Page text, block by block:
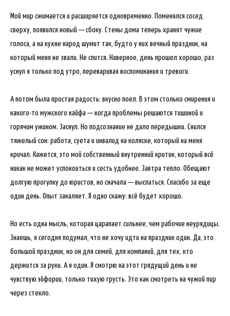
Мой мир сжимается и расширяется одновременно. Поменялся сосед
сверху, появился новый — сбоку. Стены дома теперь хранят чужие
голоса, а на кухне народ шумит так, будто у них вечный праздник, на
который меня не звали. Не спится. Наверное, день прошел хорошо, раз
уснул я только под утро, переваривая воспоминания и тревоги.
А потом была простая радость: вкусно поел. В этом столько смирения и
какого-то мужского кайфа — когда проблемы решаются тишиной и
горячим ужином. Заснул. Но подсознание не дало передышки. Снился
тяжелый сон: работа, суета и инвалид на коляске, который на меня
кричал. Кажется, это мой собственный внутренний критик, который всё
никак не может успокоиться и сесть удобнее. Завтра тепло. Обещают
долгую прогулку до юристов, но сначала — выспаться. Спасибо за еще
один день. Опыт закаляет. Я одно скажу: всё будет хорошо.
Но есть одна мысль, которая царапает сильнее, чем рабочие неурядицы.
Знаешь, я сегодня подумал, что не хочу идти на праздник один. Да, это
большой праздник, но он для семей, для компаний, для тех, кто
держится за руки. А я один. Я смотрю на этот грядущий день и не
чувствую эйфории, только тихую грусть. Это как смотреть на чужой пир
через стекло.